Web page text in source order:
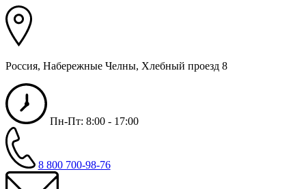
Россия, Набережные Челны, Хлебный проезд 8
Пн-Пт: 8:00 - 17:00
8 800 700-98-76